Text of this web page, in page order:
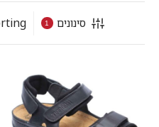
סינונים 1